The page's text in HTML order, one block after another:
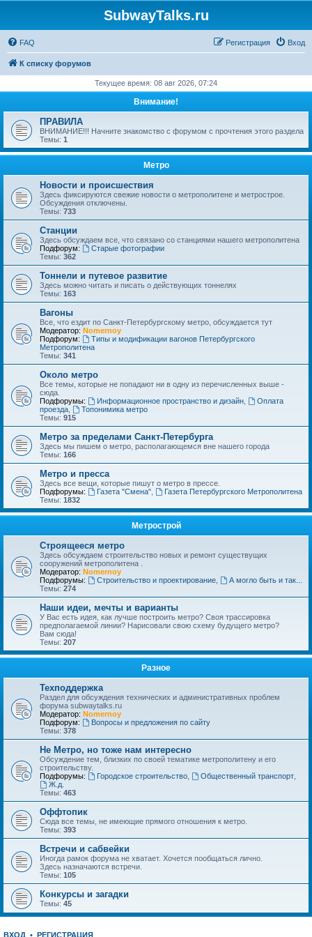
SubwayTalks.ru
FAQ Вход
Регистрация
К списку форумов
Текущее время: 08 авг 2026, 07:24
Внимание!
ПРАВИЛА
ВНИМАНИЕ!!! Начните знакомство с форумом с прочтения этого раздела
Темы: 1
Метро
Новости и происшествия
Здесь фиксируются свежие новости о метрополитене и метрострое.
Обсуждения отключены.
Темы: 733
Станции
Здесь обсуждаем все, что связано со станциями нашего метрополитена
Подфорум:
Старые фотографии
Темы: 362
Тоннели и путевое развитие
Здесь можно читать и писать о действующих тоннелях
Темы: 163
Вагоны
Все, что ездит по Санкт-Петербургскому метро, обсуждается тут
Модератор: Nomernoy
Подфорум:
Типы и модификации вагонов Петербургского
Метрополитена
Темы: 341
Около метро
Все темы, которые не попадают ни в одну из перечисленных выше -
сюда.
Подфорумы:
Информационное пространство и дизайн,
Оплата
проезда
Топонимика метро
Темы: 915
Метро за пределами Санкт-Петербурга
Здесь мы пишем о метро, располагающемся вне нашего города
Темы: 166
Метро и пресса
Здесь все вещи, которые пишут о метро в прессе.
Подфорумы:
Газета "Смена",
Газета Петербургского Метрополитена
Темы: 1832
Метрострой
Строящееся метро
Здесь обсуждаем строительство новых и ремонт существущих
сооружений метрополитена .
Модератор: Nomernoy
Подфорумы:
Строительство и проектирование,
А могло быть и так...
Темы: 274
Наши идеи, мечты и варианты
У Вас есть идея, как лучше построить метро? Своя трассировка
предполагаемой линии? Нарисовали свою схему будущего метро?
Вам сюда!
Темы: 207
Разное
Техподдержка
Раздел для обсуждения технических и административных проблем
форума subwaytalks.ru
Модератор: Nomernoy
Подфорум:
Вопросы и предложения по сайту
Темы: 378
Не Метро, но тоже нам интересно
Обсуждение тем, близких по своей тематике метрополитену и его
строительству.
Подфорумы:
Городское строительство, Общественный транспорт,
Ж.д.
Темы: 463
Оффтопик
Сюда все темы, не имеющие прямого отношения к метро.
Темы: 393
Встречи и сабвейки
Иногда рамок форума не хватает. Хочется пообщаться лично.
Здесь назначаются встречи.
Темы: 105
Конкурсы и загадки
Темы: 45
ВХОД • РЕГИСТРАЦИЯ